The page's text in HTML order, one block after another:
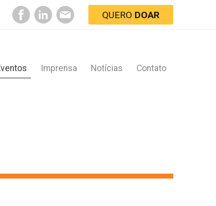
QUERO DOAR
Imprensa Notícias Contato